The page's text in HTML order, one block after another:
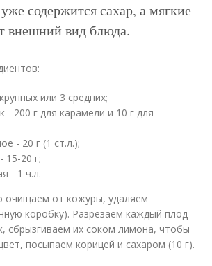
содержится сахар, а мягкие
внешний вид блюда.
или 3 средних;
- 200 г для карамели и 10 г для
- 20 г (1 ст.л.);
15-20 г;
- 1 ч.л.
очищаем от кожуры, удаляем
коробку). Разрезаем каждый плод
сбрызгиваем их соком лимона, чтобы
посыпаем корицей и сахаром (10 г).